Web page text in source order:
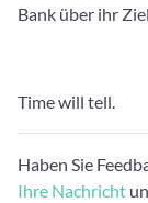
Bank über ihr
Time will tell.
Haben Sie
Ihre Nachricht